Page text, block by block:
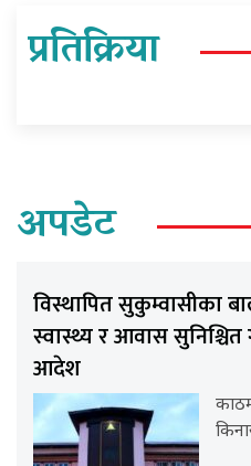
प्रतिक्रिया
अपडेट
विस्थापित सुकुम्वासीका
स्वास्थ्य र आवास सुनिश्चित
आदेश